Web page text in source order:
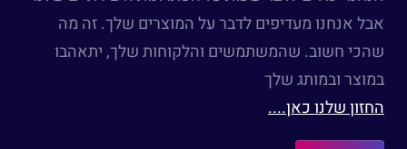
אבל אנחנו מעדיפים לדבר על המוצרים שלך. זה מה
שהכי חשוב. שהמשתמשים והלקוחות שלך, יתאהבו
במוצר ובמותג שלך
החזון שלנו כאן....